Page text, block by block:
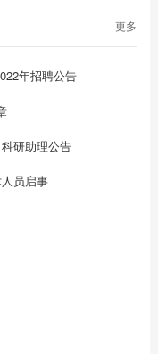
更多
年招聘公告
研助理公告
员启事